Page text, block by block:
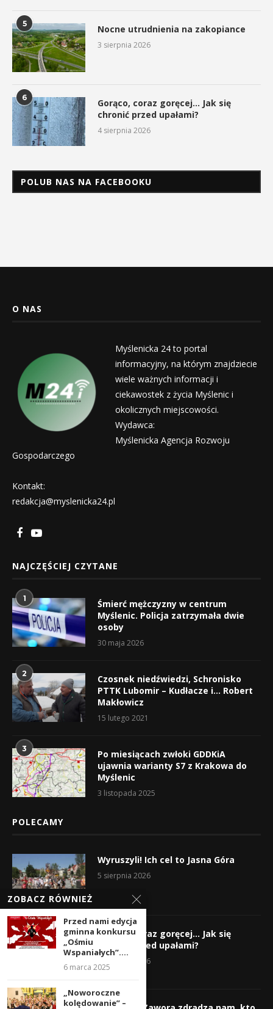
5 Nocne utrudnienia na zakopiance
3 sierpnia 2026
6
Gorąco, coraz goręcej… Jak się
chronić przed upałami?
4 sierpnia 2026
POLUB NAS NA FACEBOOKU
O NAS
Myślenicka 24 to portal
informacyjny, na którym znajdziecie
wiele ważnych informacji i
ciekawostek z życia Myślenic i
okolicznych miejscowości.
Wydawca:
Myślenicka Agencja Rozwoju
Gospodarczego
Kontakt:
redakcja@myslenicka24.pl
NAJCZĘŚCIEJ CZYTANE
1
Śmierć mężczyzny w centrum
Myślenic. Policja zatrzymała dwie
osoby
30 maja 2026
2
Czosnek niedźwiedzi, Schronisko
PTTK Lubomir – Kudłacze i… Robert
Makłowicz
15 lutego 2021
3
Po miesiącach zwłoki GDDKiA
ujawnia warianty S7 z Krakowa do
Myślenic
3 listopada 2025
POLECAMY
Wyruszyli! Ich cel to Jasna Góra
5 sierpnia 2026
Gorąco, coraz goręcej… Jak się
chronić przed upałami?
4 sierpnia 2026
ZOBACZ RÓWNIEŻ
Przed nami edycja
gminna konkursu
„Ośmiu
Wspaniałych”....
6 marca 2025
„Noworoczne
kolędowanie” –